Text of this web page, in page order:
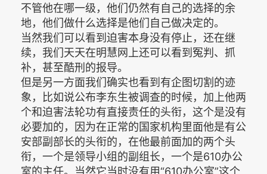
不管他在哪一级，他们仍然有自己的选择的余
地，他们做什么选择是他们自己做决定的。
当然我们可以看到迫害本身没有停止，还在继
续，我们天天在明慧网上还可以看到冤判、抓
补，甚至酷刑的报导。
但是另一方面我们确实也看到有企图切割的迹
象，比如说公布李东生被调查的时候，加上他两
个和迫害法轮功有直接责任的头衔，这个是没有
必要加的，因为在正常的国家机构里面他是有公
安部副部长的头衔的，在他最前面加的两个头
衔，一个是领导小组的副组长，一个是610办公
室的主任。当然它当时没有用“610办公室”这个